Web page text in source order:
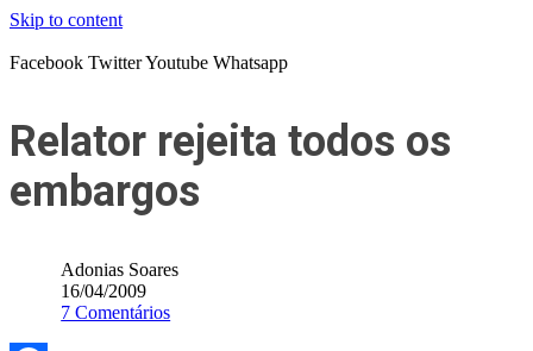
Skip to content
Facebook TwitterYoutube Whatsapp
Relator rejeita todos os
embargos
Adonias Soares
16/04/2009
7 Comentários